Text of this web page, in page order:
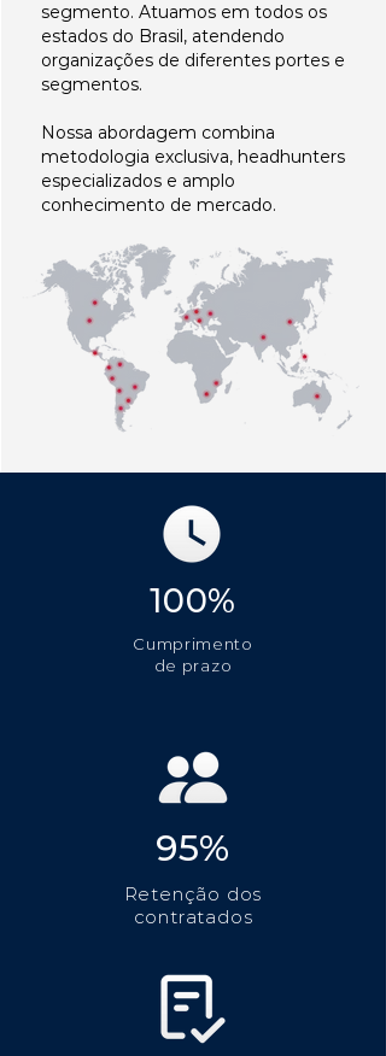
segmento. Atuamos em todos os
estados do Brasil, atendendo
organizações de diferentes portes e
segmentos.
Nossa abordagem combina
metodologia exclusiva, headhunters
especializados e amplo
conhecimento de mercado.
100%
Cumprimento
de prazo
95%
Retenção dos
contratados